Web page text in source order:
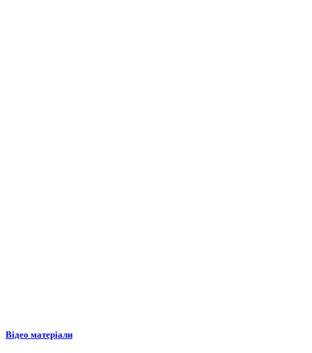
Відео матеріали